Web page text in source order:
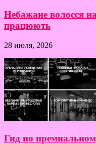
Небажане волосся
працюють
28 июля, 2026
Гид по